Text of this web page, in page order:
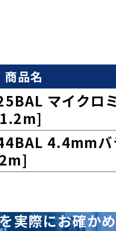
商品名
マイクロ
4.4mmバ
実際にお確か